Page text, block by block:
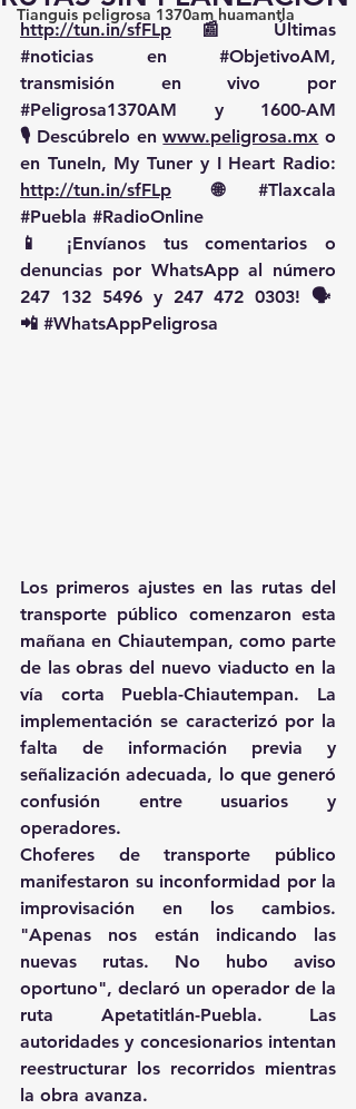
Tianguis peligrosa 1370am huamantla
http://tun.in/sfFLp
#noticias en #ObjetivoAM,
#Peligrosa1370AM y 1600-AM
🎙️ Descúbrelo en www.peligrosa.mx o
http://tun.in/sfFLp 🌐 #Tlaxcala
#Puebla #RadioOnline
📱 ¡Envíanos tus comentarios o
denuncias por WhatsApp al número
247 132 5496 y 247 472 0303! 🗣️
📲 #WhatsAppPeligrosa
Los primeros ajustes en las rutas del
transporte público comenzaron esta
mañana en Chiautempan, como parte
de las obras del nuevo viaducto en la
vía corta Puebla-Chiautempan. La
implementación se caracterizó por la
falta de información previa y
señalización adecuada, lo que generó
confusión entre usuarios y
operadores.
Choferes de transporte público
manifestaron su inconformidad por la
improvisación en los cambios.
"Apenas nos están indicando las
nuevas rutas. No hubo aviso
oportuno", declaró un operador de la
ruta Apetatitlán-Puebla. Las
autoridades y concesionarios intentan
reestructurar los recorridos mientras
la obra avanza.